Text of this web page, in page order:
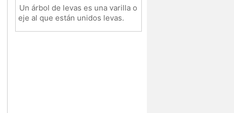
Un árbol de levas es una varilla o
eje al que están unidos levas.